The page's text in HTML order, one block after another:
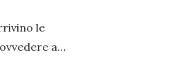
le
a…